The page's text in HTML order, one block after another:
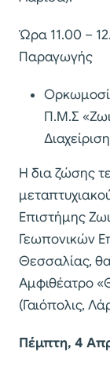
Ώρα 11.00 –
Παραγωγής
Π.Μ.Σ
Η δια ζώσης
Επιστήμης
Γεωπονικών
Θεσσαλίας,
Αμφιθέατρο
(Γαιόπολις,
Πέμπτη, 4